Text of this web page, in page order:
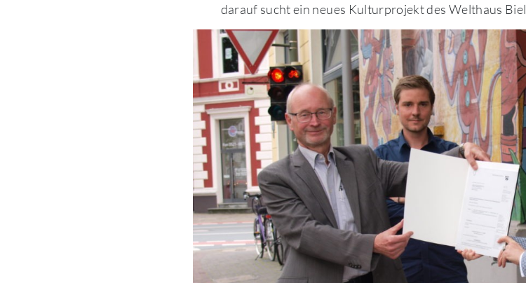
darauf sucht ein neues Kulturprojekt des Welthaus